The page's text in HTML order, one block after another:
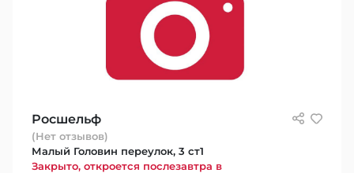
Росшельф
(Нет отзывов)
Малый Головин переулок, 3 ст1
Закрыто, откроется послезавтра в